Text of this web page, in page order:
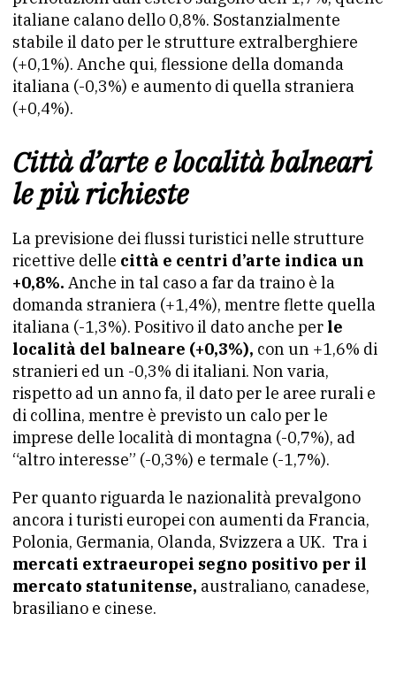
italiane calano dello 0,8%. Sostanzialmente
stabile il dato per le strutture extralberghiere
(+0,1%). Anche qui, flessione della domanda
italiana (-0,3%) e aumento di quella straniera
(+0,4%).
Città d’arte e località balneari
le più richieste
La previsione dei flussi turistici nelle strutture
ricettive delle città e centri d’arte indica un
+0,8%. Anche in tal caso a far da traino è la
domanda straniera (+1,4%), mentre flette quella
italiana (-1,3%). Positivo il dato anche per le
località del balneare (+0,3%), con un +1,6% di
stranieri ed un -0,3% di italiani. Non varia,
rispetto ad un anno fa, il dato per le aree rurali e
di collina, mentre è previsto un calo per le
imprese delle località di montagna (-0,7%), ad
“altro interesse” (-0,3%) e termale (-1,7%).
Per quanto riguarda le nazionalità prevalgono
ancora i turisti europei con aumenti da Francia,
Polonia, Germania, Olanda, Svizzera a UK. Tra i
mercati extraeuropei segno positivo per il
mercato statunitense, australiano, canadese,
brasiliano e cinese.